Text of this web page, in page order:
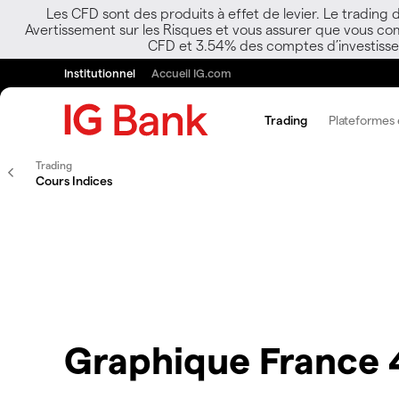
Les CFD sont des produits à effet de levier. Le
Avertissement sur les Risques et vous assurer que vous
CFD et 3.54% des comptes
Institutionnel Accueil IG.com
Trading Plateformes
Trading
Cours Indices
Graphique France